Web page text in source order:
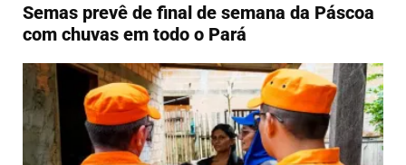
Semas prevê de final de semana da Páscoa
com chuvas em todo o Pará